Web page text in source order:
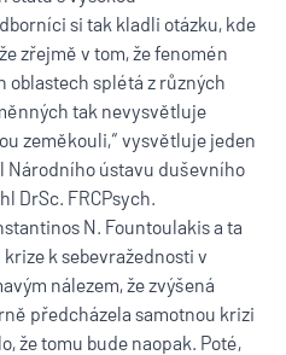
si tak kladli otázku, kde
zřejmě v tom, že fenomén
oblastech splétá z různých
tak nevysvětluje
zeměkouli,“ vysvětluje jeden
Národního ústavu duševního
DrSc. FRCPsych.
N. Fountoulakis a ta
k sebevražednosti v
nálezem, že zvýšená
předcházela samotnou krizi
že tomu bude naopak. Poté,